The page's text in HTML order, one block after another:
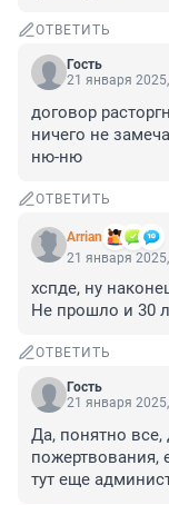
ОТВЕТИТЬ
Гость
21 января 2025,
договор
ничего не
ню-ню
ОТВЕТИТЬ
Arrian
21 января 2025,
хспде, ну
Не прошло и 30
ОТВЕТИТЬ
Гость
21 января
Да, понятно все,
пожертвования,
тут еще